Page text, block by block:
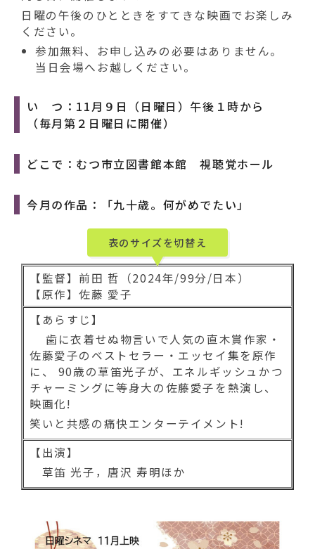
日曜の午後のひとときをすてきな映画でお楽しみ
ください。
参加無料、お申し込みの必要はありません。
当日会場へお越しください。
い つ：11月９日（日曜日）午後１時から
（毎月第２日曜日に開催）
どこで：むつ市立図書館本館 視聴覚ホール
今月の作品：「九十歳。何がめでたい」
表のサイズを切替え
【監督】前田 哲（2024年/99分/日本）
【原作】佐藤 愛子
【あらすじ】
歯に衣着せぬ物言いで人気の直木賞作家・
佐藤愛子のベストセラー・エッセイ集を原作
に、 90歳の草笛光子が、エネルギッシュかつ
チャーミングに等身大の佐藤愛子を熱演し、
映画化!
笑いと共感の痛快エンターテイメント!
【出演】
草笛 光子，唐沢 寿明ほか